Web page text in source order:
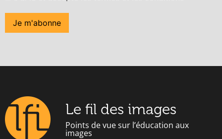
Le fil des images
Points de vue sur l’éducation aux
images